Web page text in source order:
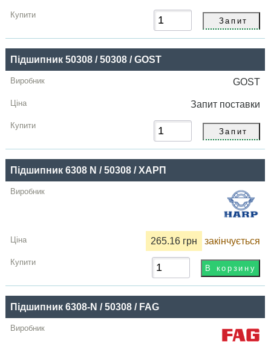
Підшипник 50308 / 50308 / GOST
GOST
Запит поставки
Підшипник 6308 N / 50308 / ХАРП
265.16 грн закінчується
Підшипник 6308-N / 50308 / FAG